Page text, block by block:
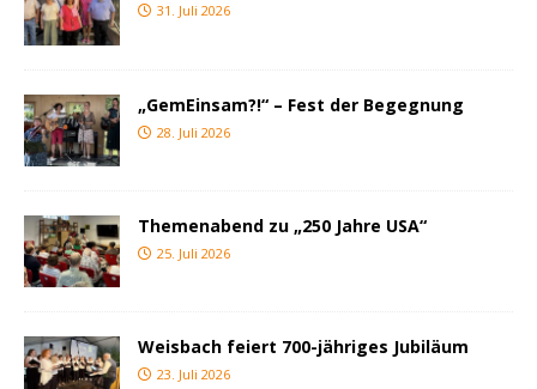
31. Juli 2026
„GemEinsam?!“ – Fest der Begegnung
28. Juli 2026
Themenabend zu „250 Jahre USA“
25. Juli 2026
Weisbach feiert 700-jähriges Jubiläum
23. Juli 2026